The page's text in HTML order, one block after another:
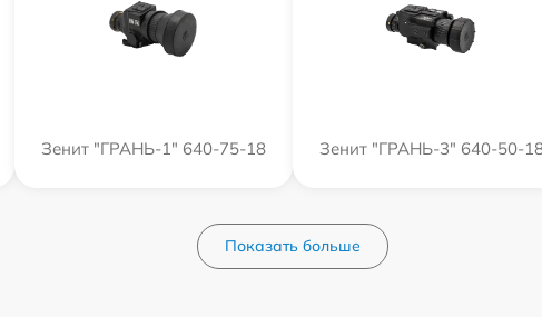
Зенит "ГРАНЬ-1" 640-75-18 Зенит "ГРАНЬ-3" 640-50-
Показать больше